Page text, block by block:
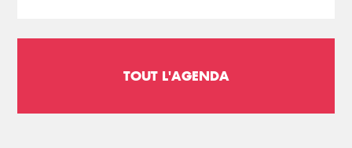
TOUT L'AGENDA